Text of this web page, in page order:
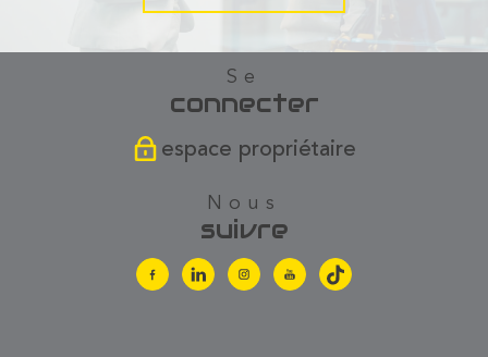
se
connecter
espace propriétaire
nous
suivre